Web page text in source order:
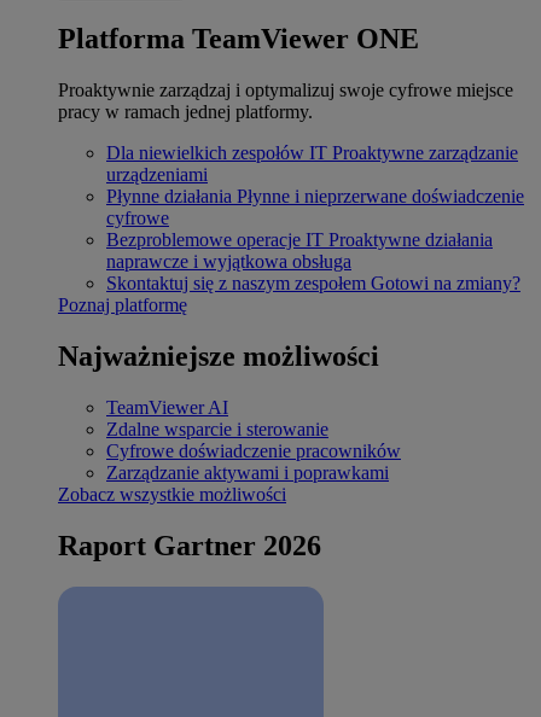
Platforma TeamViewer ONE
Proaktywnie zarządzaj i optymalizuj swoje cyfrowe miejsce
pracy w ramach jednej platformy.
Dla niewielkich zespołów IT Proaktywne zarządzanie
urządzeniami
Płynne działania Płynne i nieprzerwane doświadczenie
cyfrowe
Bezproblemowe operacje IT Proaktywne działania
naprawcze i wyjątkowa obsługa
Skontaktuj się z naszym zespołem Gotowi na zmiany?
Poznaj platformę
Najważniejsze możliwości
TeamViewer AI
Zdalne wsparcie i sterowanie
Cyfrowe doświadczenie pracowników
Zarządzanie aktywami i poprawkami
Zobacz wszystkie możliwości
Raport Gartner 2026